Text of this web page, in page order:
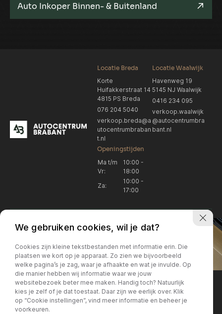
Auto Inkoper Binnen- & Buitenland
Locatie Breda
Korte
Huifakkerstraat 14
4815 PS Breda
076 204 5040
verkoop.breda@a
utocentrumbraban
t.nl
Locatie Waalwijk
Havenweg 19
5145 NJ Waalwijk
0416 234 095
verkoop.waalwijk
@autocentrumbra
bant.nl
Openingstijden
Ma t/m
Vr:
10:00 -
18:00
Za:
10:00 -
17:00
Locatie Breda
076 204 5040
Locatie Breda
verkoop.breda@autocentrum
brabant.nl
Locatie Breda
Korte Huifakkerstraat 14
4815 PS Breda
Locatie Breda
+31 076 204 5040
We gebruiken cookies, wil je dat?
Cookies zijn kleine tekstbestanden met informatie erin. Die
plaatsen we kort op je apparaat. Zo zien we bijvoorbeeld
welke pagina’s je zag, waar je afhaakte en wat je invulde. Op
die manier hebben wij informatie waar we jouw
websitebezoek beter mee maken. Handig toch? Natuurlijk
kies je zelf of je dat toestaat. Daar zijn we eerlijk over. Klik
op “Cookie instellingen”, vind meer informatie en beheer je
voorkeuren.